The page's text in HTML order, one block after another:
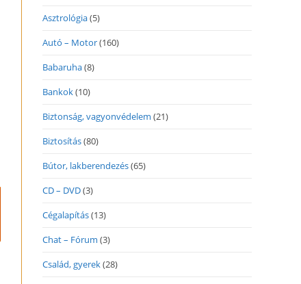
Asztrológia(5)
Autó – Motor(160)
Babaruha(8)
Bankok(10)
Biztonság, vagyonvédelem (21)
Biztosítás(80)
Bútor, lakberendezés(65)
CD – DVD(3)
Cégalapítás(13)
Chat – Fórum (3)
Család, gyerek(28)